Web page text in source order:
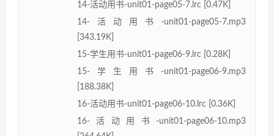
14-活动用书-unit01-page05-7.lrc [0.47K]
14-活动用书-unit01-page05-7.mp3
[343.19K]
15-学生用书-unit01-page06-9.lrc [0.28K]
15-学生用书-unit01-page06-9.mp3
[188.38K]
16-活动用书-unit01-page06-10.lrc [0.36K]
16-活动用书-unit01-page06-10.mp3